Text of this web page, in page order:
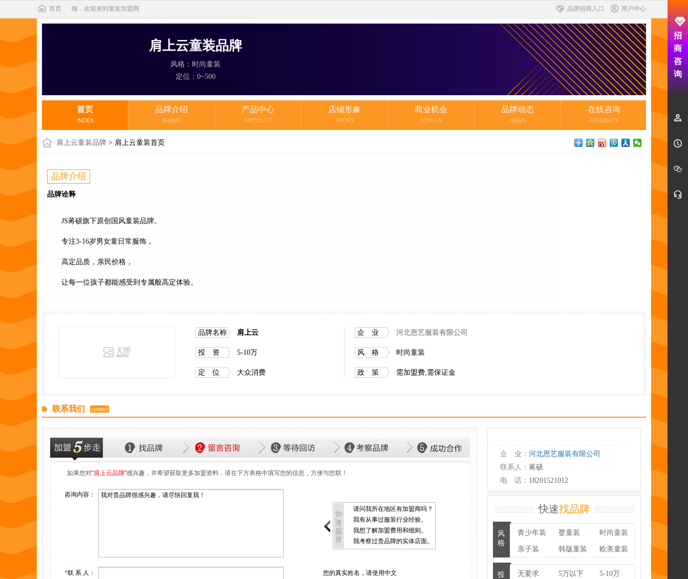
首页 嗨，欢迎来到童装加盟网 品牌招商入口 用户中心
肩上云童装品牌
风格：时尚童装
定位：0~500
首页
INDEX
品牌介绍
BRAND
产品中心
PRODUCT
店铺形象
SHOPS
商业机会
JOIN US
品牌动态
NEWS
在线咨询
FEEDBACK
肩上云童装品牌 > 肩上云童装首页
品牌介绍
品牌诠释
JS蒋硕旗下原创国风童装品牌。
专注3-16岁男女童日常服饰，
高定品质，亲民价格，
让每一位孩子都能感受到专属般高定体验。
品牌名称 肩上云
投 资 5-10万
定 位 大众消费
企 业 河北恩艺服装有限公司
风 格 时尚童装
政 策 需加盟费,需保证金
联系我们 contact
如果您对"肩上云品牌"感兴趣，并希望获取更多加盟资料，请在下方表格中填写您的信息，方便与您联！
咨询内容：
请问我所在地区有加盟商吗？
我有从事过服装行业经验。
我想了解加盟费用和细则。
我考察过贵品牌的实体店面。
*联 系 人： 您的真实姓名，请使用中文
企 业： 河北恩艺服装有限公司
联系人： 蒋硕
电 话： 18201521012
快速找品牌
风
格
青少年装 婴童装 时尚童装
亲子装 韩版童装 欧美童装
潮牌 童鞋
投
无要求 5万以下 5-10万
招
商
咨
询